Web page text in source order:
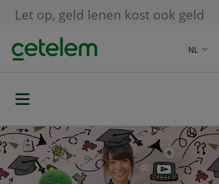
Let op, geld lenen kost ook geld
NL